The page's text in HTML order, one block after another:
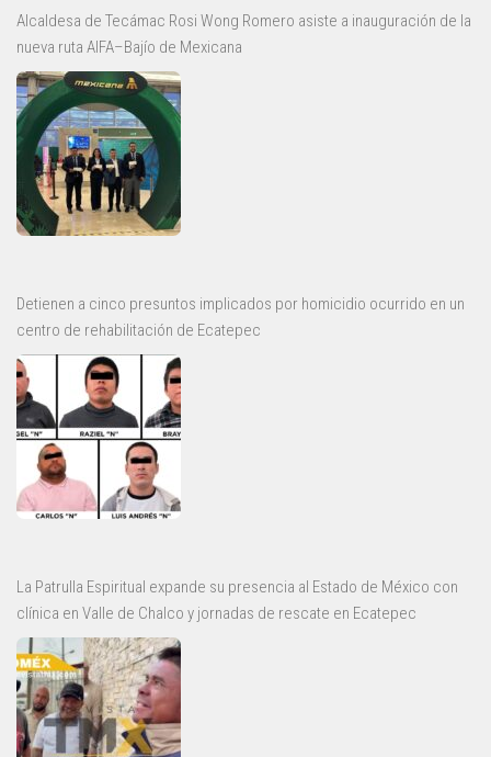
Alcaldesa de Tecámac Rosi Wong Romero asiste a inauguración de la
nueva ruta AIFA–Bajío de Mexicana
Detienen a cinco presuntos implicados por homicidio ocurrido en un
centro de rehabilitación de Ecatepec
La Patrulla Espiritual expande su presencia al Estado de México con
clínica en Valle de Chalco y jornadas de rescate en Ecatepec